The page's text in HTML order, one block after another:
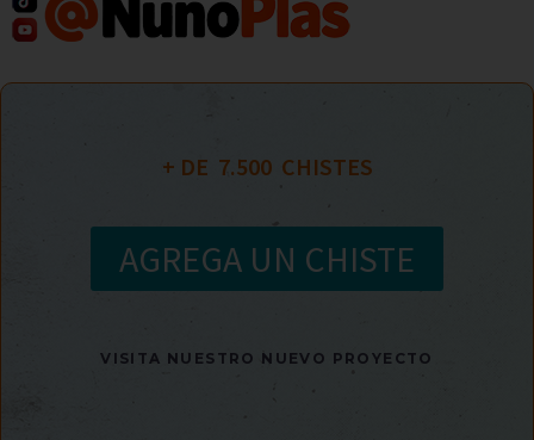
+ DE 7.500
  CHISTES
AGREGA UN CHISTE
VISITA NUESTRO NUEVO PROYECTO